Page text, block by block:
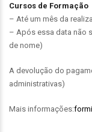
Cursos de Formação
– Até um mês da
– Após essa data não
de nome)
A devolução do
administrativas)
Mais informações: